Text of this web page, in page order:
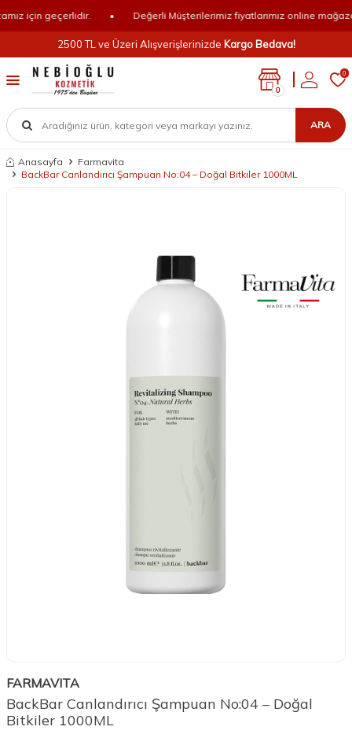
için geçerlidir. Değerli Müşterilerimiz fiyatlarımız online
2500 TL ve Üzeri Alışverişlerinizde Kargo Bedava!
ARA
0
0
Anasayfa
Farmavita
BackBar Canlandırıcı Şampuan No:04 – Doğal Bitkiler 1000ML
FARMAVITA
BackBar Canlandırıcı Şampuan No:04 – Doğal
Bitkiler 1000ML